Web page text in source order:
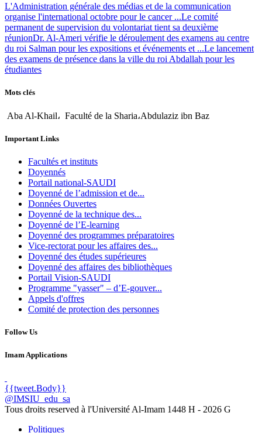
L'Administration générale des médias et de la communication
organise l'international octobre pour le cancer ...Le comité
permanent de supervision du volontariat tient sa deuxième
réunionDr. Al-Ameri vérifie le déroulement des examens au centre
du roi Salman pour les expositions et événements et ...Le lancement
des examens de présence dans la ville du roi Abdallah pour les
étudiantes
Mots clés
Aba Al-Khail، Faculté de la Sharia،Abdulaziz ibn Baz
Important Links
Facultés et instituts
Doyennés
Portail national-SAUDI
Doyenné de l’admission et de...
Données Ouvertes
Doyenné de la technique des...
Doyenné de l’E-learning
Doyenné des programmes préparatoires
Vice-rectorat pour les affaires des...
Doyenné des études supérieures
Doyenné des affaires des bibliothèques
Portail Vision-SAUDI
Programme "yasser" – d’E-gouver...
Appels d'offres
Comité de protection des personnes
Follow Us
Imam Applications
{{tweet.Body}}
@IMSIU_edu_sa
Tous droits reserved à l'Université Al-Imam 1448 H - 2026 G
Politiques